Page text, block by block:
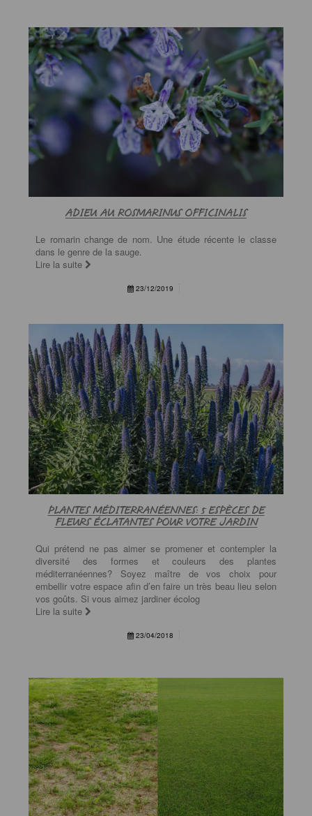
ADIEU AU ROSMARINUS OFFICINALIS
Le romarin change de nom. Une étude récente le classe
dans le genre de la sauge.
Lire la suite
23/12/2019
PLANTES MÉDITERRANÉENNES: 5 ESPÈCES DE
FLEURS ÉCLATANTES POUR VOTRE JARDIN
Qui prétend ne pas aimer se promener et contempler la
diversité des formes et couleurs des plantes
méditerranéennes? Soyez maître de vos choix pour
embellir votre espace afin d’en faire un très beau lieu selon
vos goûts. Si vous aimez jardiner écolog
Lire la suite
23/04/2018